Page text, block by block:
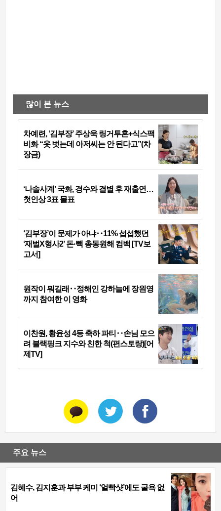
많이 본 뉴스
차예련, ‘김부장’ 주상욱 링거투혼+식스팩
비화 “옷 벗는데 아저씨는 안 된다고”(차
장금)
‘나솔사계’ 국화, 경수와 결별 후 재출연…
첫인상 3표 몰표
‘김부장’이 문제가 아냐‥11% 섭섭했던
‘재벌X형사2’ 돈·빽 총동원해 컴백 [TV보
고서]
원작이 뭐길래‥정해인 강하늘에 장원영
까지 참여한 이 영화
이찬원, 황윤성 4등 축하 파티‥손님 모으
려 블랙핑크 지수와 친한 척(편스토랑)[어
제TV]
주요 뉴스
김혜수, 김지훈과 부부 케미 ‘얼빡샷’에도 굴욕 없
어